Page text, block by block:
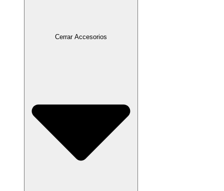
Cerrar Accesorios